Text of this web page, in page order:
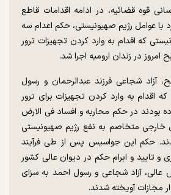
قوه قضائیه، در ادامه اقدامات قاطع
با عوامل رژیم صهیونیستی، حکم اعدام سه
که اقدام به وارد کردن تجهیزات ترور
امروز در زندان ارومیه اجرا شد.
آزاد شجاعی فرزند عبدالرحمان و رسول
اقدام به وارد کردن تجهیزات برای ترور
در حکم محاربه و افساد فی الارض
خارجی متخاصم به نفع رژیم صهیونیستی
حکم این جواسیس پس از طی فرآیند
و تایید و ابرام حکم در دیوان عالی کشور
عالی، آزاد شجاعی و رسول احمد به سزای
مجازات آویخته شدند.